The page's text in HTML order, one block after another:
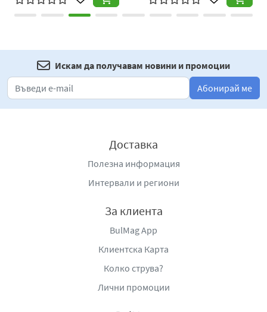
Искам да получавам новини и промоции
Абонирай ме
Доставка
Полезна информация
Интервали и региони
За клиента
BulMag App
Клиентска Карта
Колко струва?
Лични промоции